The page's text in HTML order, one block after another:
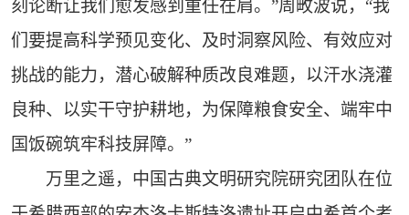
刻论断让我们愈发感到重任在肩。”周畋波说，“我
们要提高科学预见变化、及时洞察风险、有效应对
挑战的能力，潜心破解种质改良难题，以汗水浇灌
良种、以实干守护耕地，为保障粮食安全、端牢中
国饭碗筑牢科技屏障。”
万里之遥，中国古典文明研究院研究团队在位